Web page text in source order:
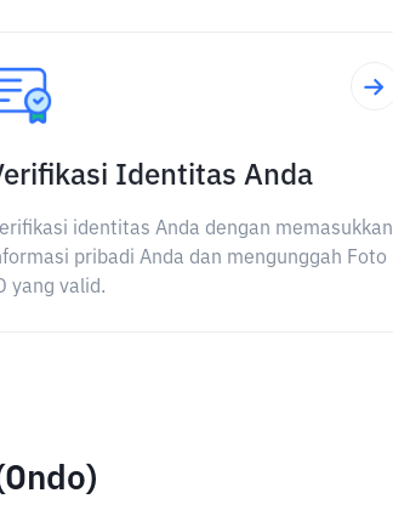
Identitas Anda
identitas Anda dengan memasukkan
pribadi Anda dan mengunggah Foto
yang valid.